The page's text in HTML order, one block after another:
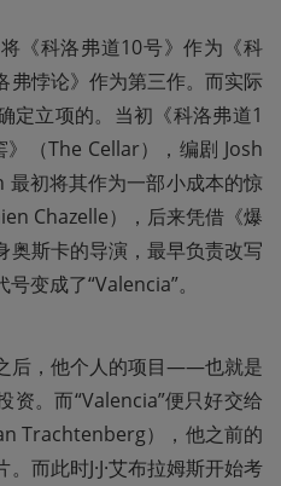
《科洛弗道10号》作为《科
弗悖论》作为第三作。而实际
定立项的。当初《科洛弗道1
（The Cellar），编剧 Josh
初将其作为一部小成本的惊
Chazelle），后来凭借《爆
奥斯卡的导演，最早负责改写
变成了“Valencia”。
后，他个人的项目——也就是
资。而“Valencia”便只好交给
Trachtenberg），他之前的
而此时J·J·艾布拉姆斯开始考